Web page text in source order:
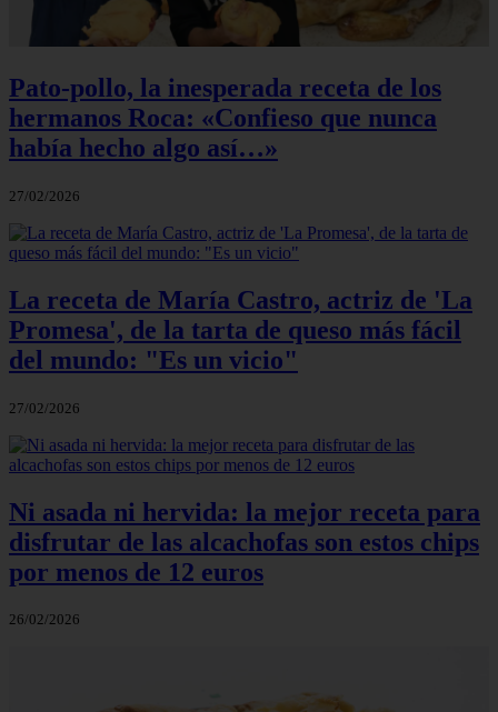
Pato-pollo, la inesperada receta de los
hermanos Roca: «Confieso que nunca
había hecho algo así…»
27/02/2026
La receta de María Castro, actriz de 'La
Promesa', de la tarta de queso más fácil
del mundo: "Es un vicio"
27/02/2026
Ni asada ni hervida: la mejor receta para
disfrutar de las alcachofas son estos chips
por menos de 12 euros
26/02/2026